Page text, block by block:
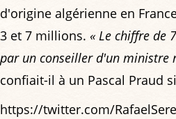
d'origine algérienne en
3 et 7 millions. « Le chiffre de
par un conseiller d'un ministre
confiait-il à un Pascal Praud
https://twitter.com/